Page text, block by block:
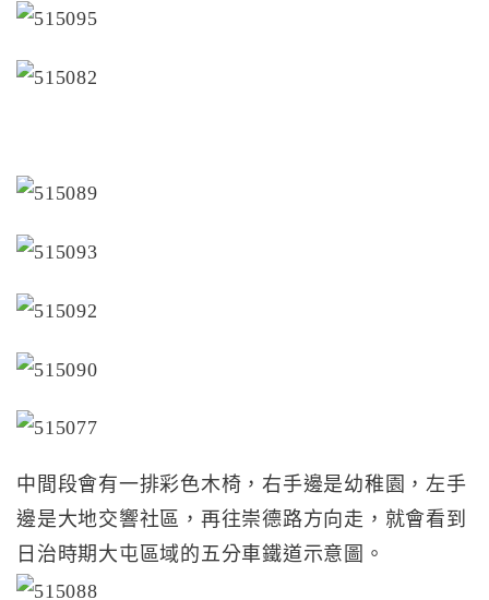
中間段會有一排彩色木椅，右手邊是幼稚園，左手
邊是大地交響社區，再往崇德路方向走，就會看到
日治時期大屯區域的五分車鐵道示意圖。